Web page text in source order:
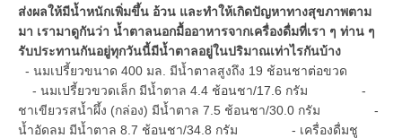
ส่งผลให้มีน้ำหนักเพิ่มขึ้น อ้วน และทำให้เกิดปัญหาทางสุขภาพตาม
มา เรามาดูกันว่า น้ำตาลนอกมื้ออาหารจากเครื่องดื่มที่เรา ๆ ท่าน ๆ
รับประทานกันอยู่ทุกวันนี้มีน้ำตาลอยู่ในปริมาณเท่าไรกันบ้าง
- นมเปรี้ยวขนาด 400 มล. มีน้ำตาลสูงถึง 19 ช้อนชาต่อขวด
- นมเปรี้ยวขวดเล็ก มีน้ำตาล 4.4 ช้อนชา/17.6 กรัม -
ชาเขียวรสน้ำผึ้ง (กล่อง) มีน้ำตาล 7.5 ช้อนชา/30.0 กรัม -
น้ำอัดลม มีน้ำตาล 8.7 ช้อนชา/34.8 กรัม - เครื่องดื่มชู